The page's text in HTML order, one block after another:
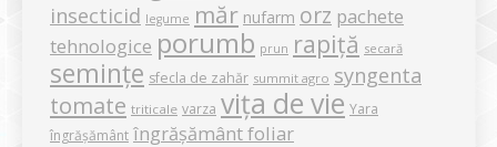
insecticid legume măr nufarm orz pachete
tehnologice porumb prun rapiță secară
semințe sfecla de zahăr summit agro syngenta
tomate triticale varza vița de vie Yara
îngrășământ îngrășământ foliar